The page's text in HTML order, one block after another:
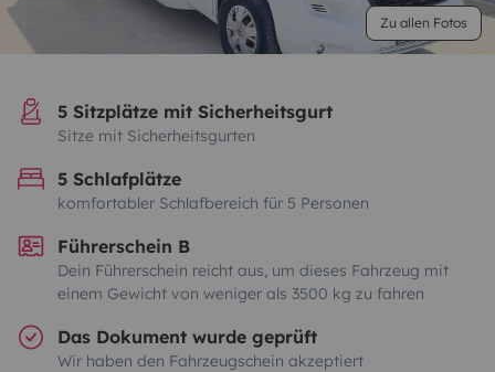
Zu allen Fotos
5 Sitzplätze mit Sicherheitsgurt
Sitze mit Sicherheitsgurten
5 Schlafplätze
komfortabler Schlafbereich für 5 Personen
Führerschein B
Dein Führerschein reicht aus, um dieses Fahrzeug mit
einem Gewicht von weniger als 3500 kg zu fahren
Das Dokument wurde geprüft
Wir haben den Fahrzeugschein akzeptiert